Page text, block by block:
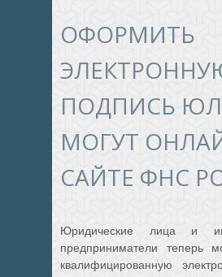
ОФОРМИТЬ
ПОДПИСЬ
МОГУТ
САЙТЕ ФНС
Юридические лица и
предприниматели теперь
квалифицированную